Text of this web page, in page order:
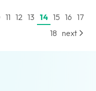
11 12 13 14 15 16 17
18 next